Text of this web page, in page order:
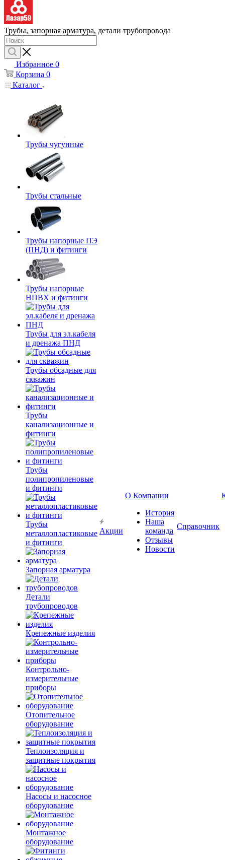
Трубы, запорная арматура, детали трубопровода
Избранное 0
Корзина 0
Каталог
Трубы чугунные
Трубы стальные
Трубы напорные ПЭ
(ПНД) и фитинги
Трубы напорные
НПВХ и фитинги
Трубы для эл.кабеля
и дренажа ПНД
Трубы обсадные для
скважин
Трубы
канализационные и
фитинги
Трубы
полипропиленовые
и фитинги
Трубы
металлопластиковые
и фитинги
Запорная арматура
Детали
трубопроводов
Крепежные изделия
Контрольно-
измерительные
приборы
Отопительное
оборудование
Теплоизоляция и
защитные покрытия
Насосы и насосное
оборудование
Монтажное
оборудование
Акции
О Компании
История
Наша
команда
Отзывы
Новости
Справочник